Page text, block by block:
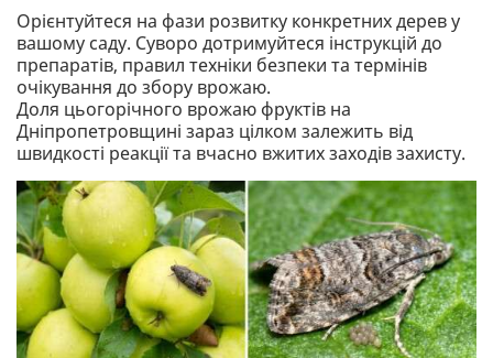
Орієнтуйтеся на фази розвитку конкретних дерев у
вашому саду. Суворо дотримуйтеся інструкцій до
препаратів, правил техніки безпеки та термінів
очікування до збору врожаю.
Доля цьогорічного врожаю фруктів на
Дніпропетровщині зараз цілком залежить від
швидкості реакції та вчасно вжитих заходів захисту.